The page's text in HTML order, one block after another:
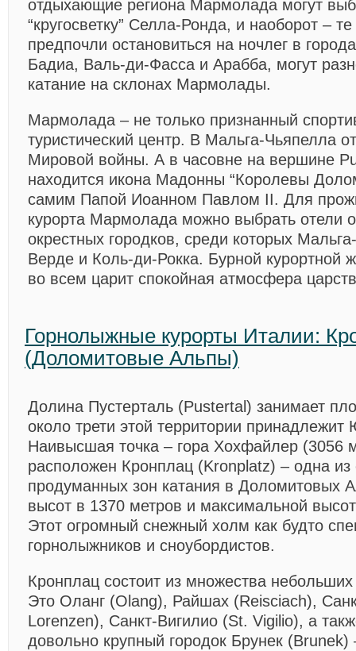
отдыхающие региона Мармолада могут
“кругосветку” Селла-Ронда, и наоборот –
предпочли остановиться на ночлег в
Бадиа, Валь-ди-Фасса и Арабба, могут
катание на склонах Мармолады.
Мармолада – не только признанный
туристический центр. В Мальга-Чьяпелла
Мировой войны. А в часовне на вершине
находится икона Мадонны “Королевы
самим Папой Иоанном Павлом II. Для
курорта Мармолада можно выбрать отели
окрестных городков, среди которых
Верде и Коль-ди-Рокка. Бурной курортной
во всем царит спокойная атмосфера
Горнолыжные курорты Италии:
(Доломитовые Альпы)
Долина Пустерталь (Pustertal) занимает
около трети этой территории
Наивысшая точка – гора Хохфайлер (3056
расположен Кронплац (Kronplatz) – одна
продуманных зон катания в Доломитовых
высот в 1370 метров и максимальной
Этот огромный снежный холм как будто
горнолыжников и сноубордистов.
Кронплац состоит из множества небольших
Это Оланг (Olang), Райшах (Reisciach),
Lorenzen), Санкт-Вигилио (St. Vigilio), а
довольно крупный городок Брунек (Brunek)